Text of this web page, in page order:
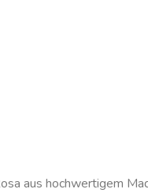
aus hochwertigem